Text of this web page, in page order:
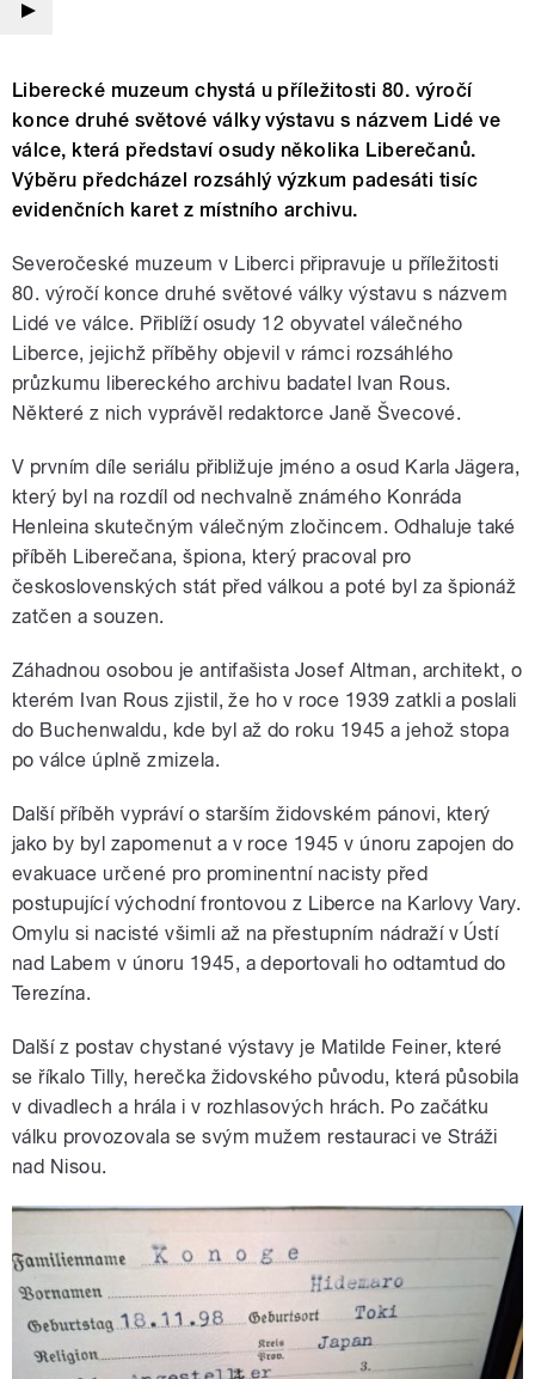
Liberecké muzeum chystá u příležitosti 80. výročí
konce druhé světové války výstavu s názvem Lidé ve
válce, která představí osudy několika Liberečanů.
Výběru předcházel rozsáhlý výzkum padesáti tisíc
evidenčních karet z místního archivu.
Severočeské muzeum v Liberci připravuje u příležitosti
80. výročí konce druhé světové války výstavu s názvem
Lidé ve válce. Přiblíží osudy 12 obyvatel válečného
Liberce, jejichž příběhy objevil v rámci rozsáhlého
průzkumu libereckého archivu badatel Ivan Rous.
Některé z nich vyprávěl redaktorce Janě Švecové.
V prvním díle seriálu přibližuje jméno a osud Karla Jägera,
který byl na rozdíl od nechvalně známého Konráda
Henleina skutečným válečným zločincem. Odhaluje také
příběh Liberečana, špiona, který pracoval pro
československých stát před válkou a poté byl za špionáž
zatčen a souzen.
Záhadnou osobou je antifašista Josef Altman, architekt, o
kterém Ivan Rous zjistil, že ho v roce 1939 zatkli a poslali
do Buchenwaldu, kde byl až do roku 1945 a jehož stopa
po válce úplně zmizela.
Další příběh vypráví o starším židovském pánovi, který
jako by byl zapomenut a v roce 1945 v únoru zapojen do
evakuace určené pro prominentní nacisty před
postupující východní frontovou z Liberce na Karlovy Vary.
Omylu si nacisté všimli až na přestupním nádraží v Ústí
nad Labem v únoru 1945, a deportovali ho odtamtud do
Terezína.
Další z postav chystané výstavy je Matilde Feiner, které
se říkalo Tilly, herečka židovského původu, která působila
v divadlech a hrála i v rozhlasových hrách. Po začátku
válku provozovala se svým mužem restauraci ve Stráži
nad Nisou.